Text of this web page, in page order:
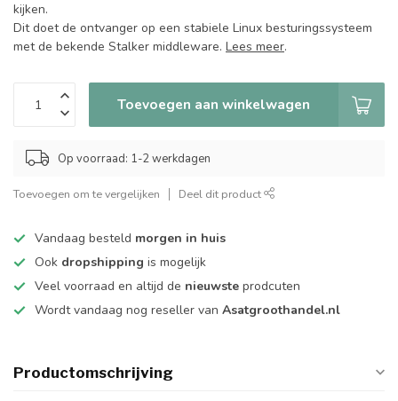
kijken.
Dit doet de ontvanger op een stabiele Linux besturingssysteem
met de bekende Stalker middleware. Lees meer.
Toevoegen aan winkelwagen
Op voorraad: 1-2 werkdagen
Toevoegen om te vergelijken Deel dit product
Vandaag besteld morgen in huis
Ook dropshipping is mogelijk
Veel voorraad en altijd de nieuwste prodcuten
Wordt vandaag nog reseller van Asatgroothandel.nl
Productomschrijving